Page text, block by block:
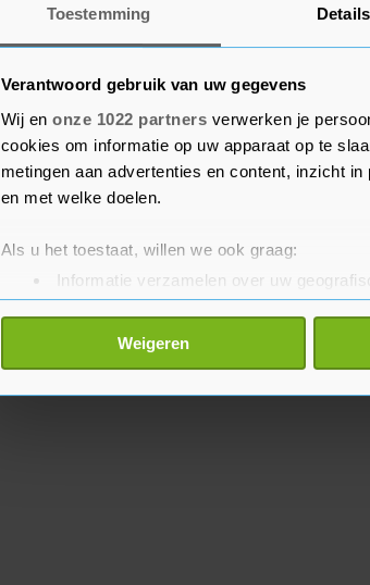
Toestemming Details
Verantwoord gebruik van uw gegevens
Wij en onze 1022 partners verwerken je
cookies om informatie op uw apparaat op te
metingen aan advertenties en content, inzicht
en met welke doelen.
Als u het toestaat, willen we ook graag:
Informatie verzamelen over uw
Uw apparaat identificeren door het
Lees meer over hoe uw persoonlijke gegevens
toestemming op elk moment wijzigen of
Weigeren
De Boer komt samen met Jesse Puts op